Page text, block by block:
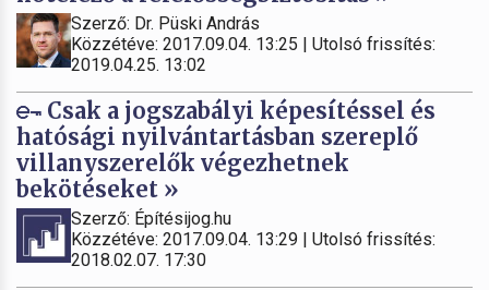
Szerző: Dr. Püski András
Közzétéve: 2017.09.04. 13:25 | Utolsó frissítés:
2019.04.25. 13:02
Csak a jogszabályi képesítéssel és
hatósági nyilvántartásban szereplő
villanyszerelők végezhetnek
bekötéseket »
Szerző: Építésijog.hu
Közzétéve: 2017.09.04. 13:29 | Utolsó frissítés:
2018.02.07. 17:30